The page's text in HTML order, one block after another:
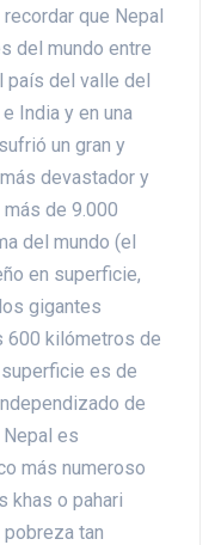
que Nepal
del mundo entre
país del valle del
India y en una
un gran y
devastador y
de 9.000
del mundo (el
en superficie,
gigantes
600 kilómetros de
es de
de
es
más numeroso
khas o pahari
tan